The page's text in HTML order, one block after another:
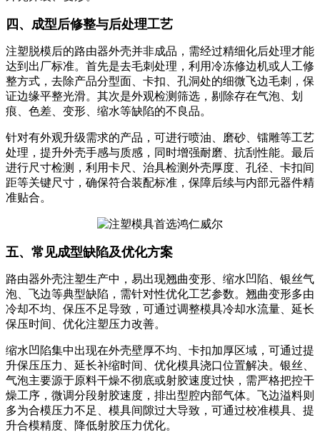
四、成型后修整与后处理工艺
注塑脱模后的路由器外壳并非成品，需经过精细化后处理才能
达到出厂标准。首先是去毛刺处理，利用冷冻修边机或人工修
整方式，去除产品分型面、卡扣、孔洞处的细微飞边毛刺，保
证边缘平整光滑。其次是外观检测筛选，剔除存在气泡、划
痕、色差、变形、缩水等缺陷的不良品。
针对有外观升级需求的产品，可进行喷油、磨砂、镭雕等工艺
处理，提升外壳手感与质感，同时增强耐磨、抗刮性能。最后
进行尺寸检测，利用卡尺、治具检测外壳厚度、孔径、卡扣间
距等关键尺寸，确保符合装配标准，保障后续与内部元器件精
准贴合。
五、常见成型缺陷及优化方案
路由器外壳注塑生产中，易出现翘曲变形、缩水凹陷、银丝气
泡、飞边等典型缺陷，需针对性优化工艺参数。翘曲变形多由
冷却不均、保压不足导致，可通过调整模具冷却水流量、延长
保压时间、优化注塑压力改善。
缩水凹陷集中出现在外壳壁厚不均、卡扣加厚区域，可通过提
升保压压力、延长补缩时间、优化模具浇口位置解决。银丝、
气泡主要源于原料干燥不彻底或射胶速度过快，需严格把控干
燥工序，微调分段射胶速度，排出型腔内部气体。飞边溢料则
多为合模压力不足、模具间隙过大导致，可通过校准模具、提
升合模精度、降低射胶压力优化。